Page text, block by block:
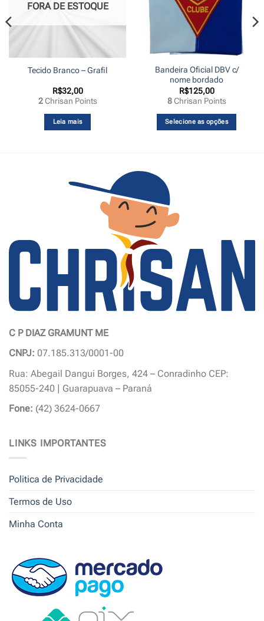
FORA DE ESTOQUE
Tecido Branco – Grafil
R$32,00
2Chrisan Points
Leia mais
Bandeira Oficial DBV c/
nome bordado
R$125,00
8Chrisan Points
Selecione as opções
C P DIAZ GRAMUNT ME
CNPJ: 07.185.313/0001-00
Rua: Abegail Dangui Borges, 424 – Conradinho CEP:
85055-240 | Guarapuava – Paraná
Fone: (42) 3624-0667
LINKS IMPORTANTES
Politica de Privacidade
Termos de Uso
Minha Conta